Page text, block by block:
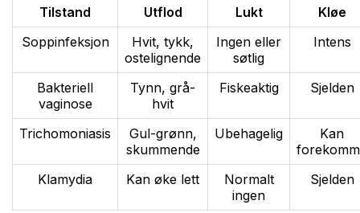
Tilstand
Utflod Lukt
Kløe
Soppinfeksjon
Hvit, tykk,
ostelignende
Ingen eller
søtlig
Intens
Bakteriell
vaginose
Tynn, grå-
hvit
Fiskeaktig Sjelden
Trichomoniasis
Gul-grønn,
skummende
Ubehagelig
Kan
Klamydia
Kan øke lett
Normalt
ingen
Sjelden